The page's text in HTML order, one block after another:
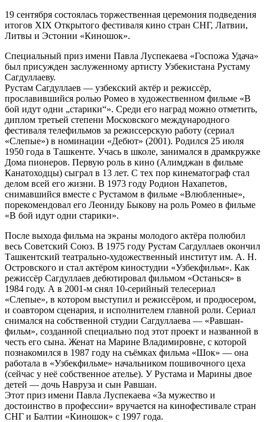
19 сентября состоялась торжественная церемония подведения
итогов XIX Открытого фестиваля кино стран СНГ, Латвии,
Литвы и Эстонии «Киношок».
Специальный приз имени Павла Луспекаева «Госпожа Удача»
был присужден заслуженному артисту Узбекистана Рустаму
Сагдуллаеву.
Рустам Сагдуллаев — узбекский актёр и режиссёр,
прославившийся ролью Ромео в художественном фильме «В
бой идут одни „старики“». Среди его наград можно отметить,
диплом третьей степени Московского международного
фестиваля телефильмов за режиссерскую работу (сериал
«Слепые») в номинации «Дебют» (2001). Родился 25 июля
1950 года в Ташкенте. Учась в школе, занимался в драмкружке
Дома пионеров. Первую роль в кино (Алимджан в фильме
Канатоходцы) сыграл в 13 лет. С тех пор кинематограф стал
делом всей его жизни. В 1973 году Родион Нахапетов,
снимавшийся вместе с Рустамом в фильме «Влюбленные»,
порекомендовал его Леониду Быкову на роль Ромео в фильме
«В бой идут одни старики».
После выхода фильма на экраны молодого актёра полюбил
весь Советский Союз. В 1975 году Рустам Сагдуллаев окончил
Ташкентский театрально-художественный институт им. А. Н.
Островского и стал актёром киностудии «Узбекфильм». Как
режиссёр Сагдуллаев дебютировал фильмом «Останься» в
1984 году. А в 2001-м снял 10-серийный телесериал
«Слепые», в котором выступил и режиссёром, и продюсером,
и соавтором сценария, и исполнителем главной роли. Сериал
снимался на собственной студии Сагдуллаева — «Равшан-
фильм», созданной специально под этот проект и названной в
честь его сына. Женат на Марине Владимировне, с которой
познакомился в 1987 году на съёмках фильма «Шок» — она
работала в «Узбекфильме» начальником пошивочного цеха
(сейчас у неё собственное ателье). У Рустама и Марины двое
детей — дочь Навруза и сын Равшан.
Этот приз имени Павла Луспекаева «За мужество и
достоинство в профессии» вручается на кинофестивале стран
СНГ и Балтии «Киношок» с 1997 года.